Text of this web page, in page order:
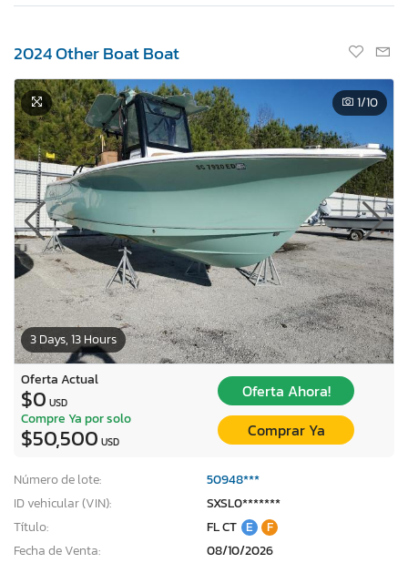
2024 Other Boat Boat
3 Days, 13 Hours
1/10
Oferta Actual
$0 USD
Oferta Ahora!
Compre Ya por solo
$50,500 USD
Comprar Ya
Número de lote:
50948***
ID vehicular (VIN):
SXSL0*******
Título:
FL CT E
F
Fecha de Venta:
08/10/2026